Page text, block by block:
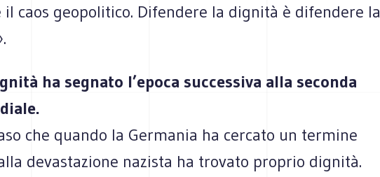
caos geopolitico. Difendere la dignità è difendere la
ha segnato l’epoca successiva alla seconda
che quando la Germania ha cercato un termine
devastazione nazista ha trovato proprio dignità.